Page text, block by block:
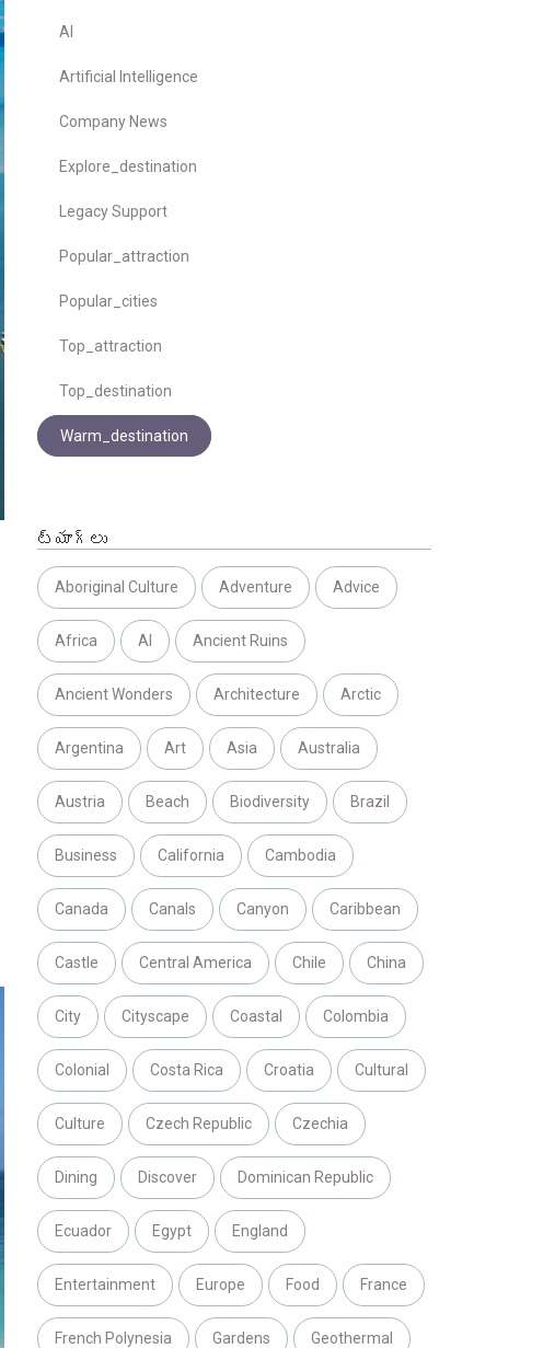
AI
Artificial Intelligence
Company News
Explore_destination
Legacy Support
Popular_attraction
Popular_cities
Top_attraction
Top_destination
Warm_destination
ట్యాగ్లు
Aboriginal Culture Adventure Advice
Africa AI Ancient Ruins
Ancient Wonders Architecture Arctic
Argentina Art Asia Australia
Austria Beach Biodiversity Brazil
Business California Cambodia
Canada Canals Canyon Caribbean
Castle Central America Chile China
City Cityscape Coastal Colombia
Colonial Costa Rica Croatia Cultural
Culture Czech Republic Czechia
Dining Discover Dominican Republic
Ecuador Egypt England
Entertainment Europe Food France
French Polynesia Gardens Geothermal